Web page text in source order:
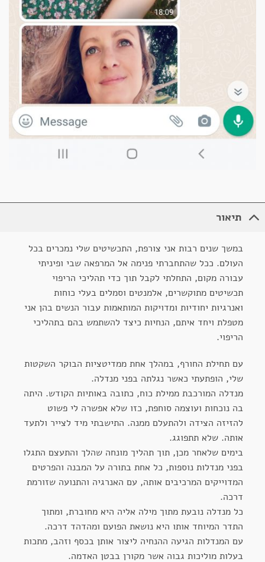
תיאור
במשך שנים רבות אני צורפת, התכשיטים שלי נמכרים בכל
העולם. ככל שהתחברתי פנימה אל המרפאה שבי ופיניתי
עבורה מקום, התחלתי לקבל תוך כדי תהליכי הריפוי
תכשיטים מתוקשרים, אלמנטים וסמלים בעלי כוחות
ואנרגיות יחודיות ומדויקות המותאמות עבור הנשים בהן אני
מטפלת ויחד איתם, הנחיות כיצד להשתמש בהם בתהליכי
הריפוי.
עם תחילת החורף, במהלך אחת ממדיטציות הבוקר השקטות
שלי, הופתעתי כאשר נגלתה בפני מנדלה.
מנדלה המורכבת ממילת כוח, כתובה באותיות הקודש. היתה
בה נוכחות ועוצמה סוחפת, כזו שלא אפשרה לי פשוט
להזיזה הצידה ולהתעלם ממנה. התישבתי מיד לצייר ולתעד
אותה. שלא תתפוגג.
בימים שלאחר מכן, תוך תהליך מונחה שהלך והתעצם התגלו
בפני מנדלות נוספות, כל אחת בתורה על המבנה והפרטים
המדוייקים המרכיבים אותה, עם האנרגיה והתנועה שזורמת
דרכה.
כל מנדלה נובעת מתוך מילה אליה היא מחוברת, ומתוך
התדר המיוחד אותו היא נושאת הפועם ומהדהד דרכה.
עם המנדלות הגיעה ההנחיה ליצור אותן בכסף וזהב, מתכות
בעלות מוליכות גבוה אשר מקורן בבטן האדמה.